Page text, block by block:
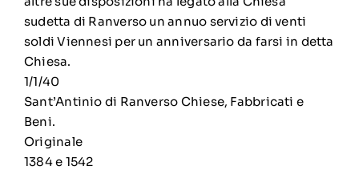
sudetta di Ranverso un annuo servizio di venti
soldi Viennesi per un anniversario da farsi in detta
Chiesa.
1/1/40
Sant’Antinio di Ranverso Chiese, Fabbricati e
Beni.
Originale
1384 e 1542